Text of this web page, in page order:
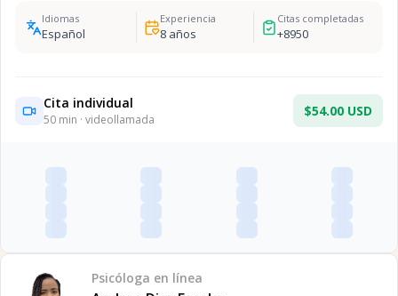
Idiomas
Español
Experiencia
8años
Citas completadas
+8950
Cita individual
50 min · videollamada
$54.00 USD
Psicóloga en línea